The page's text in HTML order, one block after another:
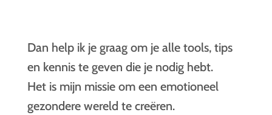
Dan help ik je graag om je alle tools, tips
en kennis te geven die je nodig hebt.
Het is mijn missie om een emotioneel
gezondere wereld te creëren.